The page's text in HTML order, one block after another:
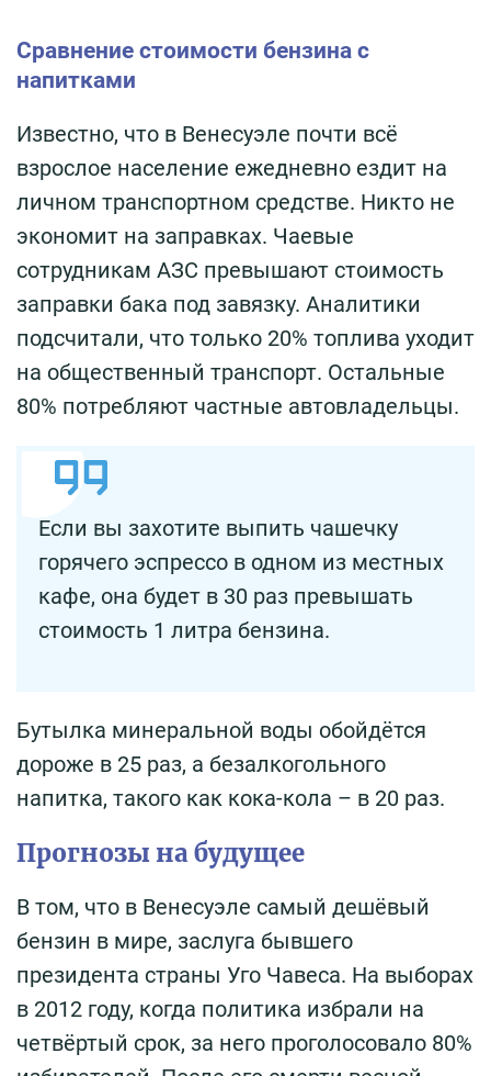
Сравнение стоимости бензина с
напитками
Известно, что в Венесуэле почти всё
взрослое население ежедневно ездит на
личном транспортном средстве. Никто не
экономит на заправках. Чаевые
сотрудникам АЗС превышают стоимость
заправки бака под завязку. Аналитики
подсчитали, что только 20% топлива уходит
на общественный транспорт. Остальные
80% потребляют частные автовладельцы.
Если вы захотите выпить чашечку
горячего эспрессо в одном из местных
кафе, она будет в 30 раз превышать
стоимость 1 литра бензина.
Бутылка минеральной воды обойдётся
дороже в 25 раз, а безалкогольного
напитка, такого как кока-кола – в 20 раз.
Прогнозы на будущее
В том, что в Венесуэле самый дешёвый
бензин в мире, заслуга бывшего
президента страны Уго Чавеса. На выборах
в 2012 году, когда политика избрали на
четвёртый срок, за него проголосовало 80%